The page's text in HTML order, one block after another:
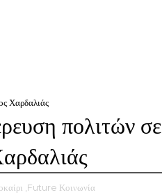
Χαρδαλιάς
πολιτών σε
,Future Κοινωνία